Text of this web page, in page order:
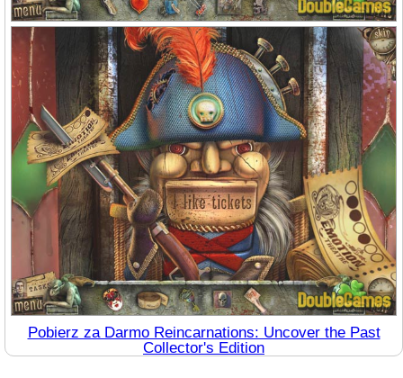
Pobierz za Darmo Reincarnations: Uncover the Past
Collector's Edition